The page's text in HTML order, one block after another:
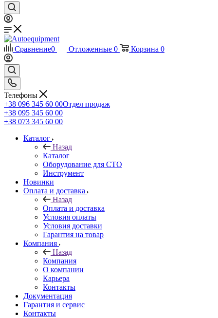
Сравнение0 Отложенные 0 Корзина 0
Телефоны
+38 096 345 60 00Отдел продаж
+38 095 345 60 00
+38 073 345 60 00
Каталог
Назад
Каталог
Оборудование для СТО
Инструмент
Новинки
Оплата и доставка
Назад
Оплата и доставка
Условия оплаты
Условия доставки
Гарантия на товар
Компания
Назад
Компания
О компании
Карьера
Контакты
Документация
Гарантия и сервис
Контакты